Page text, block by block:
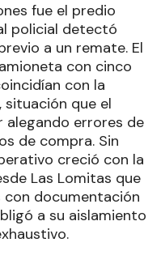
fue el predio
policial detectó
a un remate. El
con cinco
con la
que el
errores de
de compra. Sin
creció con la
Las Lomitas que
documentación
a su aislamiento